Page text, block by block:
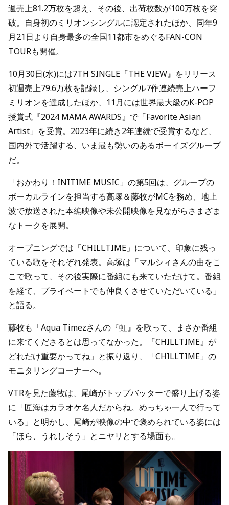
週売上81.2万枚を超え、その後、出荷枚数が100万枚を突
破。自身初のミリオンシングルに認定されたほか、同年9
月21日より自身最多の全国11都市をめぐるFAN-CON
TOURも開催。
10月30日(水)には7TH SINGLE『THE VIEW』をリリース
初週売上79.6万枚を記録し、シングル7作連続売上ハーフ
ミリオンを達成したほか、11月には世界最大級のK-POP
授賞式『2024 MAMA AWARDS』で「Favorite Asian
Artist」を受賞。2023年に続き2年連続で受賞するなど、
国内外で活躍する、いま最も勢いのあるボーイズグループ
だ。
「おかわり！INITIME MUSIC」の第5回は、グループの
ボーカルラインを担当する高塚＆藤牧がMCを務め、地上
波で放送された本編映像や未公開映像を見ながらさまざま
なトークを展開。
オープニングでは「CHILLTIME」について、印象に残っ
ている歌をそれぞれ発表。高塚は「マルシィさんの曲をこ
こで歌って、その後実際に番組にも来ていただけて。番組
を経て、プライベートでも仲良くさせていただいている」
と語る。
藤牧も「Aqua Timezさんの『虹』を歌って、まさか番組
に来てくださるとは思ってなかった。『CHILLTIME』が
どれだけ重要かってね」と振り返り、「CHILLTIME」の
モニタリングコーナーへ。
VTRを見た藤牧は、尾崎がトップバッターで盛り上げる姿
に「匠海はカラオケ名人だからね。めっちゃ一人で行って
いる」と明かし、尾崎が映像の中で褒められている姿には
「ほら、うれしそう」とニヤリとする場面も。